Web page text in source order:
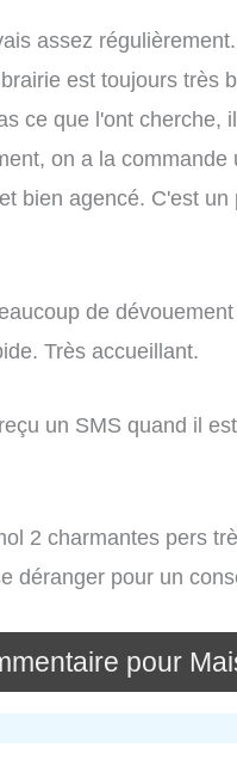
assez
est toujours très
ce que l'ont cherche,
on a la
bien agencé. C'est
de
Très accueillant.
un SMS quand il
2 charmantes pers
déranger pour un
pour